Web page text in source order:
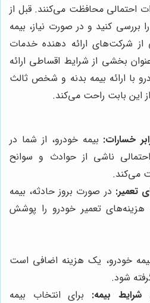
احتمالی محافظت می‌کنند. قبل از
بررسی کنید و در صورت نیاز، بیمه
از شرکت‌های ارائه دهنده خدمات
بخشی از شرایط اقساطی ارائه
با ارائه بیمه بدنه و شخص ثالث
این بابت راحت می‌کند.
خسارات: بیمه خودرو، از شما در
ناشی از حوادث و سوانح
می‌کند.
تعمیر: در صورت بروز حادثه، بیمه
هزینه‌های تعمیر خودرو را پوشش
خودرو، یک هزینه اضافی است
شود.
شرایط بیمه: برای انتخاب بیمه